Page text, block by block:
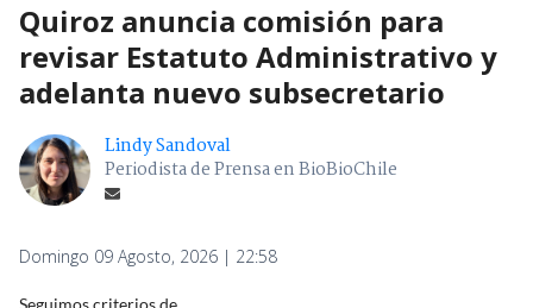
Quiroz anuncia comisión para
revisar Estatuto Administrativo y
adelanta nuevo subsecretario
Lindy Sandoval
Periodista de Prensa en BioBioChile
Domingo 09 Agosto, 2026 | 22:58